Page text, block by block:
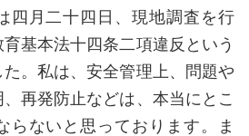
四月二十四日、現地調査を行
基本法十四条二項違反という
。私は、安全管理上、問題や
再発防止などは、本当にとこ
らないと思っております。ま